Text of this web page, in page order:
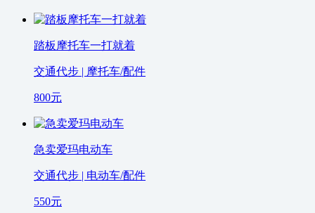
踏板摩托车一打就着
交通代步 | 摩托车/配件
800元
急卖爱玛电动车
交通代步 | 电动车/配件
550元